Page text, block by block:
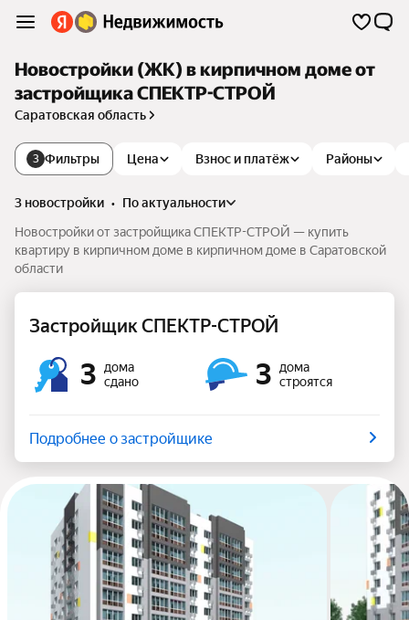
Новостройки (ЖК) в кирпичном доме от
застройщика СПЕКТР-СТРОЙ
Саратовская область
3 Фильтры Цена Взнос и платёж Районы
3 новостройки •
по актуальности
Новостройки от застройщика СПЕКТР-СТРОЙ — купить
квартиру в кирпичном доме в кирпичном доме в Саратовской
области
Застройщик СПЕКТР-СТРОЙ
3
дома
сдано
3
дома
строятся
Подробнее о застройщике